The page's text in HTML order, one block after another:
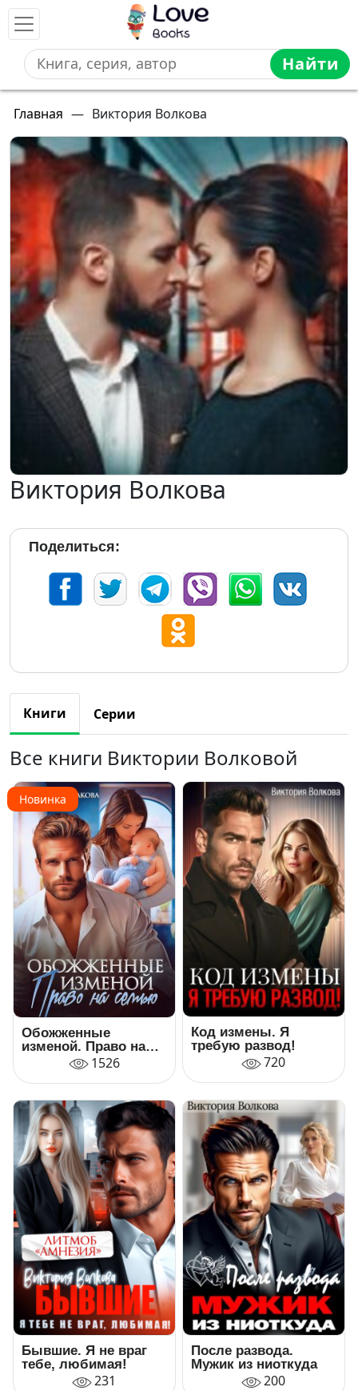
Найти
Главная — Виктория Волкова
Виктория Волкова
Поделиться:
Книги Серии
Все книги Виктории Волковой
Новинка
Обожженные
изменой. Право на
1526
Код измены. Я
требую развод!
720
Бывшие. Я не враг
тебе, любимая!
231
После развода.
Мужик из ниоткуда
200